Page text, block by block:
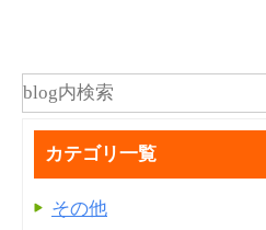
カテゴリ一覧
その他